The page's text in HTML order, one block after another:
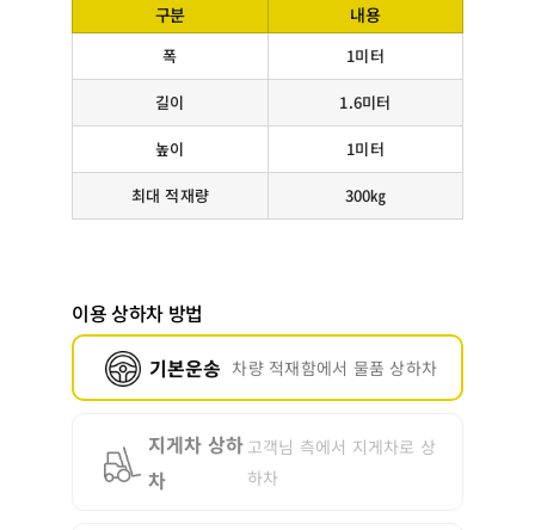
구분 내용
폭 1미터
길이 1.6미터
높이 1미터
최대 적재량 300㎏
이용 상하차 방법
기본운송 차량 적재함에서 물품 상하차
지게차 상하
차
고객님 측에서 지게차로 상
하차